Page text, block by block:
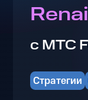
с МТС
Стратегии